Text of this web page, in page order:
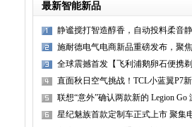
最新智能新品
静谧搅打智造醇香，自动投料柔音
音破
施耐德电气电商新品重磅发布，聚
场推
全球震撼首发【飞利浦鹅卵石便携
人秒
直面秋日空气挑战！TCL小蓝翼P7
换新
联想“意外”确认两款新的 Legion Go
星纪魅族首款定制车正式上市 聚集